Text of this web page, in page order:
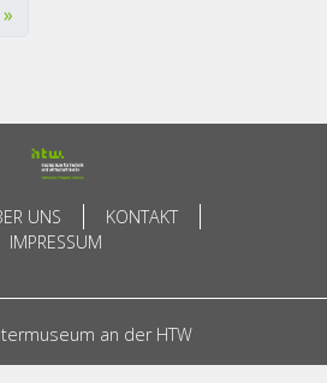
UNS
KONTAKT
IMPRESSUM
an der HTW